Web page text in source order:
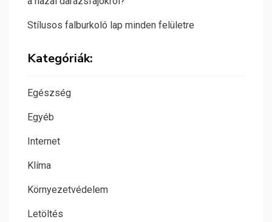
Stílusos falburkoló lap minden felületre
Kategóriák:
Egészség
Egyéb
Internet
Klíma
Környezetvédelem
Letöltés